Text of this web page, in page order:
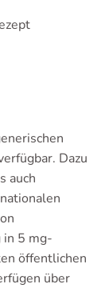
Dazu
auch
in 5 mg-
öffentlichen
über